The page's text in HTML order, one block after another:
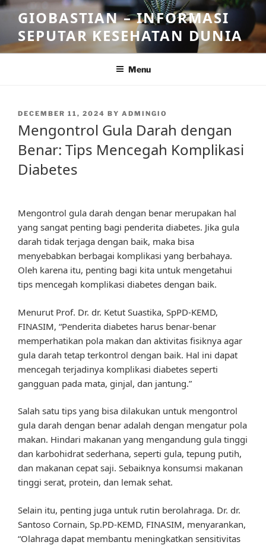
Skip
content
GIOBASTIAN – INFORMASI
SEPUTAR KESEHATAN DUNIA
Menu
POSTED
DECEMBER 11, 2024 BY ADMINGIO
Mengontrol Gula Darah dengan
Benar: Tips Mencegah Komplikasi
Diabetes
Mengontrol gula darah dengan benar merupakan hal
yang sangat penting bagi penderita diabetes. Jika gula
darah tidak terjaga dengan baik, maka bisa
menyebabkan berbagai komplikasi yang berbahaya.
Oleh karena itu, penting bagi kita untuk mengetahui
tips mencegah komplikasi diabetes dengan baik.
Menurut Prof. Dr. dr. Ketut Suastika, SpPD-KEMD,
FINASIM, “Penderita diabetes harus benar-benar
memperhatikan pola makan dan aktivitas fisiknya agar
gula darah tetap terkontrol dengan baik. Hal ini dapat
mencegah terjadinya komplikasi diabetes seperti
gangguan pada mata, ginjal, dan jantung.”
Salah satu tips yang bisa dilakukan untuk mengontrol
gula darah dengan benar adalah dengan mengatur pola
makan. Hindari makanan yang mengandung gula tinggi
dan karbohidrat sederhana, seperti gula, tepung putih,
dan makanan cepat saji. Sebaiknya konsumsi makanan
tinggi serat, protein, dan lemak sehat.
Selain itu, penting juga untuk rutin berolahraga. Dr. dr.
Santoso Cornain, Sp.PD-KEMD, FINASIM, menyarankan,
“Olahraga dapat membantu meningkatkan sensitivitas